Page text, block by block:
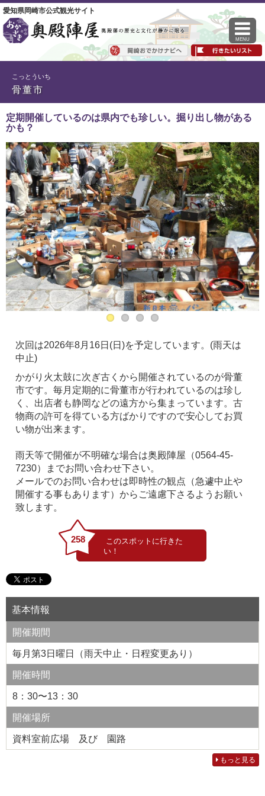
愛知県岡崎市公式観光サイト
MENU
こっとういち
骨董市
定期開催しているのは県内でも珍しい。掘り出し物がある
かも？
次回は2026年8月16日(日)を予定しています。(雨天は
中止)
かがり火太鼓に次ぎ古くから開催されているのが骨董
市です。毎月定期的に骨董市が行われているのは珍し
く、出店者も静岡などの遠方から集まっています。古
物商の許可を得ている方ばかりですので安心してお買
い物が出来ます。
雨天等で開催が不明確な場合は奥殿陣屋（0564-45-
7230）までお問い合わせ下さい。
メールでのお問い合わせは即時性の観点（急遽中止や
開催する事もあります）からご遠慮下さるようお願い
致します。
258
基本情報
開催期間
毎月第3日曜日（雨天中止・日程変更あり）
開催時間
8：30〜13：30
開催場所
資料室前広場 及び 園路
もっと見る